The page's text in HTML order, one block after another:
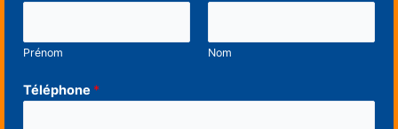
Prénom Nom
Téléphone *